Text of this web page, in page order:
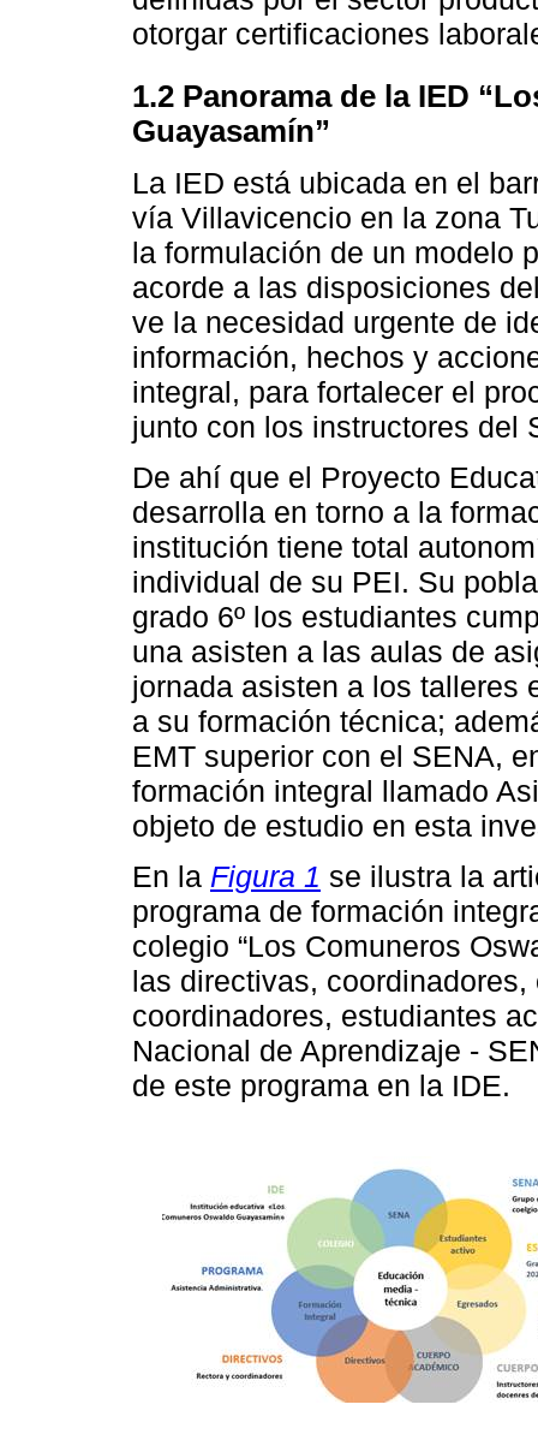
otorgar certificaciones
1.2 Panorama de la IED
Guayasamín”
La IED está ubicada en el
vía Villavicencio en la zona
la formulación de un modelo
acorde a las disposiciones
ve la necesidad urgente de
información, hechos y
integral, para fortalecer el
junto con los instructores del
De ahí que el Proyecto
desarrolla en torno a la
institución tiene total
individual de su PEI. Su
grado 6º los estudiantes
una asisten a las aulas de
jornada asisten a los talleres
a su formación técnica;
EMT superior con el SENA,
formación integral llamado
objeto de estudio en esta
En la Figura 1 se ilustra la
programa de formación
colegio “Los Comuneros
las directivas,
coordinadores, estudiantes
Nacional de Aprendizaje -
de este programa en la IDE.